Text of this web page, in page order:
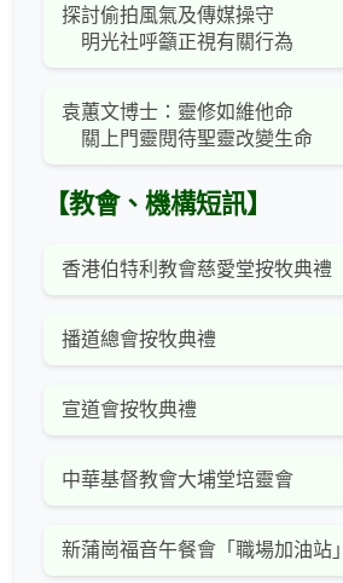
探討偷拍風氣及傳媒操守
明光社呼籲正視有關行為
袁蕙文博士：靈修如維他命
關上門靈閱待聖靈改變生命
【教會、機構短訊】
香港伯特利教會慈愛堂按牧典禮
播道總會按牧典禮
宣道會按牧典禮
中華基督教會大埔堂培靈會
新蒲崗福音午餐會「職場加油站」